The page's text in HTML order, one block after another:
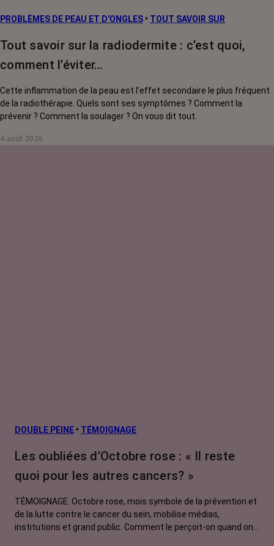
PROBLÈMES DE PEAU ET D'ONGLES • TOUT SAVOIR SUR
Tout savoir sur la radiodermite : c’est quoi,
comment l’éviter…
Cette inflammation de la peau est l’effet secondaire le plus fréquent
de la radiothérapie. Quels sont ses symptômes ? Comment la
prévenir ? Comment la soulager ? On vous dit tout.
4 août 2026
DOUBLE PEINE • TÉMOIGNAGE
Les oubliées d’Octobre rose : « Il reste
quoi pour les autres cancers? »
TÉMOIGNAGE. Octobre rose, mois symbole de la prévention et
de la lutte contre le cancer du sein, mobilise médias,
institutions et grand public. Comment le perçoit-on quand on